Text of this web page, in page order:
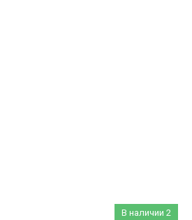
В наличии 2